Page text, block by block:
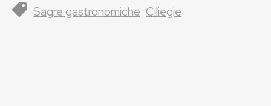
Sagre gastronomiche Ciliegie